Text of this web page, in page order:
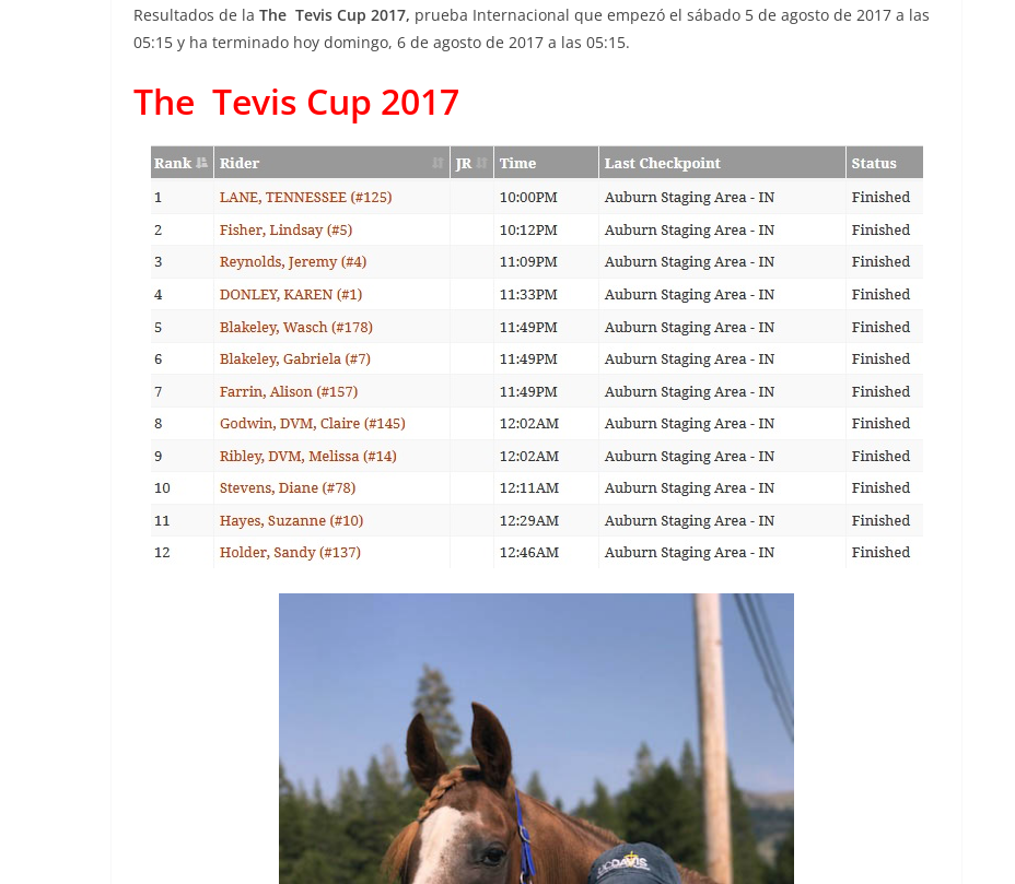
Resultados de la The Tevis Cup 2017, prueba Internacional que empezó el sábado 5 de agosto de 2017 a las
05:15 y ha terminado hoy domingo, 6 de agosto de 2017 a las 05:15.
The Tevis Cup 2017